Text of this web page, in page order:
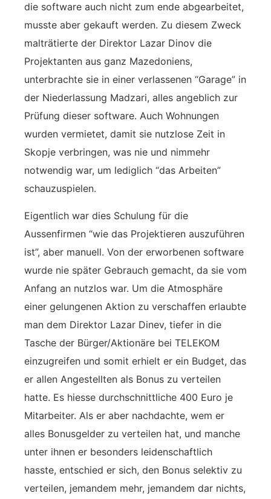
die software auch nicht zum ende abgearbeitet,
musste aber gekauft werden. Zu diesem Zweck
malträtierte der Direktor Lazar Dinov die
Projektanten aus ganz Mazedoniens,
unterbrachte sie in einer verlassenen “Garage” in
der Niederlassung Madzari, alles angeblich zur
Prüfung dieser software. Auch Wohnungen
wurden vermietet, damit sie nutzlose Zeit in
Skopje verbringen, was nie und nimmehr
notwendig war, um lediglich “das Arbeiten”
schauzuspielen.
Eigentlich war dies Schulung für die
Aussenfirmen “wie das Projektieren auszuführen
ist”, aber manuell. Von der erworbenen software
wurde nie später Gebrauch gemacht, da sie vom
Anfang an nutzlos war. Um die Atmosphäre
einer gelungenen Aktion zu verschaffen erlaubte
man dem Direktor Lazar Dinev, tiefer in die
Tasche der Bürger/Aktionäre bei TELEKOM
einzugreifen und somit erhielt er ein Budget, das
er allen Angestellten als Bonus zu verteilen
hatte. Es hiesse durchschnittliche 400 Euro je
Mitarbeiter. Als er aber nachdachte, wem er
alles Bonusgelder zu verteilen hat, und manche
unter ihnen er besonders leidenschaftlich
hasste, entschied er sich, den Bonus selektiv zu
verteilen, jemandem mehr, jemandem dar nichts,